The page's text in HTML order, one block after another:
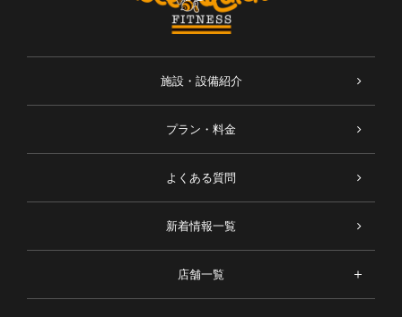
施設・設備紹介
プラン・料金
よくある質問
新着情報一覧
店舗一覧